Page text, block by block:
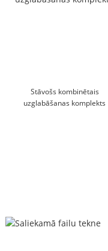
Stāvošs kombinētais
uzglabāšanas komplekts